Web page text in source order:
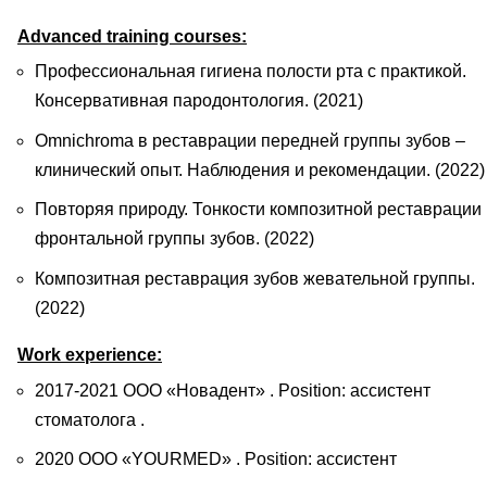
Advanced training courses:
Профессиональная гигиена полости рта с практикой.
Консервативная пародонтология. (2021)
Omnichroma в реставрации передней группы зубов –
клинический опыт. Наблюдения и рекомендации. (2022)
Повторяя природу. Тонкости композитной реставрации
фронтальной группы зубов. (2022)
Композитная реставрация зубов жевательной группы.
(2022)
Work experience:
2017-2021 ООО «Новадент» . Position: ассистент
стоматолога .
2020 ООО «YOURMED» . Position: ассистент